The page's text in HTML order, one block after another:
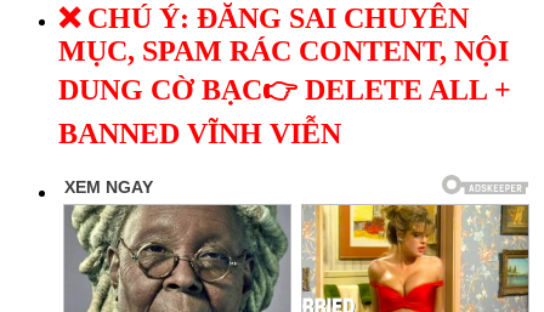
❌ CHÚ Ý: ĐĂNG SAI CHUYÊN
MỤC, SPAM RÁC CONTENT, NỘI
DUNG CỜ BẠC👉 DELETE ALL +
BANNED VĨNH VIỄN